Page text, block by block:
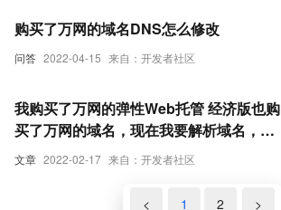
问答 2022-04-15 来自：开发者社区
购买了万网的域名DNS怎么修改
文章 2022-02-17 来自：开发者社区
我购买了万网的弹性Web托管 经济版也购
买了万网的域名，现在我要解析域名，在
解析域名的过程中要绑定主机IP，我不知
< 1 2 >